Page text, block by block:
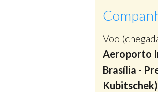
Voo
Aeroporto
Brasília -
Kubitschek)